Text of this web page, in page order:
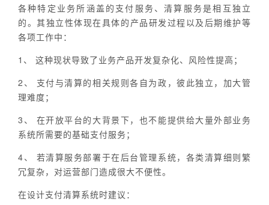
各种特定业务所涵盖的支付服务、清算服务是相互独立
的。其独立性体现在具体的产品研发过程以及后期维护等
各项工作中：
1、 这种现状导致了业务产品开发复杂化、风险性提高；
2、 支付与清算的相关规则各自为政，彼此独立，加大管
理难度；
3、 在开放平台的大背景下，也不能提供给大量外部业务
系统所需要的基础支付服务；
4、 若清算服务部署于在后台管理系统，各类清算细则繁
冗复杂，对运营部门造成很大不便性。
在设计支付清算系统时建议：